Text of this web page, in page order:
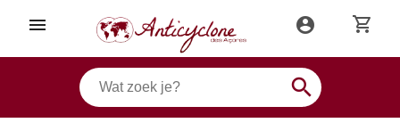
menu account_circle shopping_cart
search